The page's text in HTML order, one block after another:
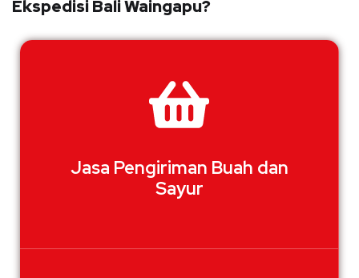
Ekspedisi Bali Waingapu?
Jasa Pengiriman Buah dan
Sayur